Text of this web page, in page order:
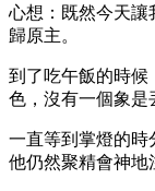
心想：既然今天讓
歸原主。
到了吃午飯的時候
色，沒有一個象是
一直等到掌燈的時
他仍然聚精會神